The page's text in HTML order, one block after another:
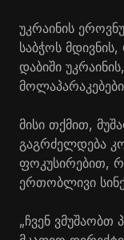
უკრაინის
საბჭოს
დაბიში
მისი თქმით,
გაგრძელდება
ფოკუსირებით,
ერთობლივი
„ჩვენ